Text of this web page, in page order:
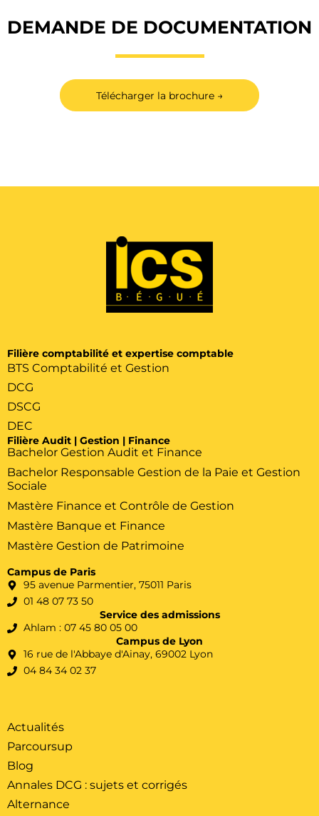
DEMANDE DE DOCUMENTATION
Télécharger la brochure →
Filière comptabilité et expertise comptable
BTS Comptabilité et Gestion
DCG
DSCG
DEC
Filière Audit | Gestion | Finance
Bachelor Gestion Audit et Finance
Bachelor Responsable Gestion de la Paie et Gestion
Sociale
Mastère Finance et Contrôle de Gestion
Mastère Banque et Finance
Mastère Gestion de Patrimoine
Campus de Paris
95 avenue Parmentier, 75011 Paris
01 48 07 73 50
Service des admissions
Ahlam : 07 45 80 05 00
Campus de Lyon
16 rue de l'Abbaye d'Ainay, 69002 Lyon
04 84 34 02 37
Actualités
Parcoursup
Blog
Annales DCG : sujets et corrigés
Alternance